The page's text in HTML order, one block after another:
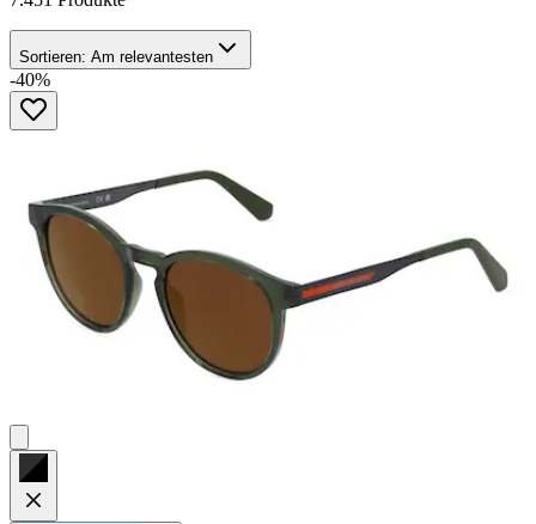
Sortieren: Am relevantesten
-40%